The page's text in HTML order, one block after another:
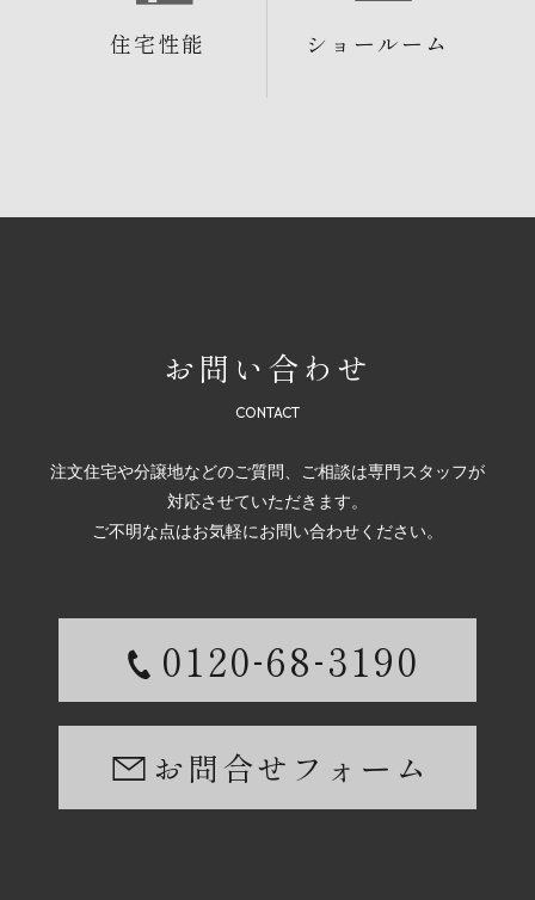
住宅性能 ショールーム
お問い合わせ
注文住宅や分譲地などのご質問、ご相談は専門スタッフが
対応させていただきます。
ご不明な点はお気軽にお問い合わせください。
0120-68-3190
お問合せフォーム